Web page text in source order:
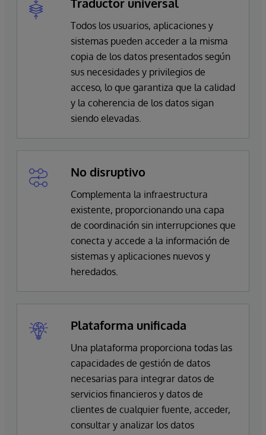
Todos los usuarios, aplicaciones y
sistemas pueden acceder a la misma
copia de los datos presentados según
sus necesidades y privilegios de
acceso, lo que garantiza que la calidad
y la coherencia de los datos sigan
siendo elevadas.
No disruptivo
Complementa la infraestructura
existente, proporcionando una capa
de coordinación sin interrupciones que
conecta y accede a la información de
sistemas y aplicaciones nuevos y
heredados.
Plataforma unificada
Una plataforma proporciona todas las
capacidades de gestión de datos
necesarias para integrar datos de
servicios financieros y datos de
clientes de cualquier fuente, acceder,
consultar y analizar los datos